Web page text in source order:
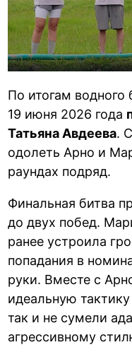
По итогам водного
19 июня 2026 года
Татьяна Авдеева.
одолеть Арно и
раундах подряд.
Финальная битва
до двух побед.
ранее устроила
попадания в
руки. Вместе с
идеальную
так и не сумели
агрессивному